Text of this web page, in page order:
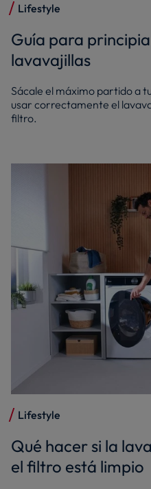
Lifestyle
Guía para
lavavajillas
Sácale el máximo partido a
usar correctamente el
filtro.
Lifestyle
Qué hacer si la
el filtro está limpio